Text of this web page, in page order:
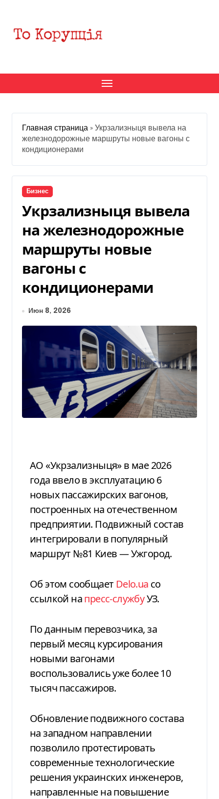
содержанию
Главная страница » Укрзализныця вывела на
железнодорожные маршруты новые вагоны с
кондиционерами
Бизнес
Укрзализныця вывела
на железнодорожные
маршруты новые
вагоны с
кондиционерами
Июн 8, 2026
АО «Укрзализныця» в мае 2026
года ввело в эксплуатацию 6
новых пассажирских вагонов,
построенных на отечественном
предприятии. Подвижный состав
интегрировали в популярный
маршрут №81 Киев — Ужгород.
Об этом сообщает Delo.ua со
ссылкой напресс-службуУЗ.
По данным перевозчика, за
первый месяц курсирования
новыми вагонами
воспользовались уже более 10
тысяч пассажиров.
Обновление подвижного состава
на западном направлении
позволило протестировать
современные технологические
решения украинских инженеров,
направленные на повышение